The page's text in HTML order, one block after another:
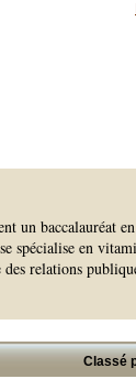
un baccalauréat
spécialise en
relations
Classé